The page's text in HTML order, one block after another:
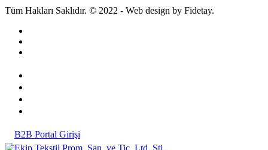
Tüm Hakları Saklıdır. © 2022 - Web design by Fidetay.
B2B Portal Girişi